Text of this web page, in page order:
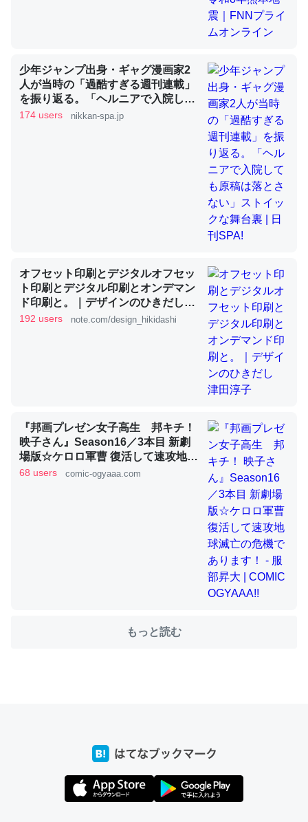
論文では「淡水はカルシウムも酸素も不足してて両方に不
利だから両方が拮抗してるのでは」とあって面白い。海に
いる鋏角類（カブトガニ・ウミグモ）はカルシウムを使わ
ずキチンを強化してる筈だが、酵素が違うのか？
─ニュース :: 【研究発表】昆虫学の大問題＝「昆虫はなぜ海にいな
類は苦労してるんだな…。腹足類だと殻を無くしてナメク
ジになったり努力してるし。
─ニュース :: 【研究発表】昆虫学の大問題＝「昆虫はなぜ海にいな
いのか」に関する新仮説
ちぼちRingも置こうかと画策中。あと、Googleマップで
位置情報を共有してる。電池残量や充電中かが分かるので
これ見て生きてるなって分かる。
─たまにLINEするくらいだった遠方の父67歳と僕。ITツール導入で
コミュニケーションが劇的に変化した｜tayorini by LIFULL介護
ちょうど同じ理由でEcho Show 8を設定中でした。Prime
とかSpotifyを支払う孝行もできる。一生で親と会える残
それを実質100倍以上に伸ばす効果があるはず……
たいなのでネット環境作ったけどAlexaしか使わないので
回線代ほとんどかからないですよ。参考：
https://toyoshi.hatenablog.com/entry/2019/05/15/1805
少年ジャンプ出身・ギャグ漫画家2
人が当時の「過酷すぎる週刊連載」
を振り返る。「ヘルニアで入院して
も原稿は落とさない」ストイックな
174 users nikkan-spa.jp
オフセット印刷とデジタルオフセッ
ト印刷とデジタル印刷とオンデマン
ド印刷と。｜デザインのひきだし
津田淳子
192 users note.com/design_hikidashi
『邦画プレゼン女子高生 邦キチ！
映子さん』Season16／3本目 新劇
場版☆ケロロ軍曹 復活して速攻地球
滅亡の危機であります！ - 服部昇大 |
68 users comic-ogyaaa.com
もっと読む